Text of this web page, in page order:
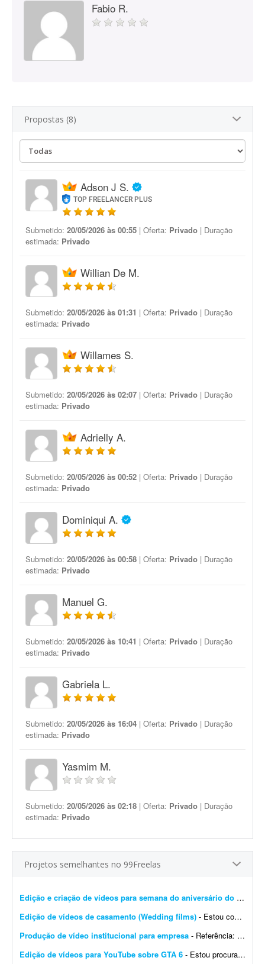
Fabio R.
Propostas (8)
Adson J S.
TOP FREELANCER PLUS
Submetido: 20/05/2026 às 00:55 | Oferta: Privado | Duração
estimada: Privado
Willian De M.
Submetido: 20/05/2026 às 01:31 | Oferta: Privado | Duração
estimada: Privado
Willames S.
Submetido: 20/05/2026 às 02:07 | Oferta: Privado | Duração
estimada: Privado
Adrielly A.
Submetido: 20/05/2026 às 00:52 | Oferta: Privado | Duração
estimada: Privado
Dominiqui A.
Submetido: 20/05/2026 às 00:58 | Oferta: Privado | Duração
estimada: Privado
Manuel G.
Submetido: 20/05/2026 às 10:41 | Oferta: Privado | Duração
estimada: Privado
Gabriela L.
Submetido: 20/05/2026 às 16:04 | Oferta: Privado | Duração
estimada: Privado
Yasmim M.
Submetido: 20/05/2026 às 02:18 | Oferta: Privado | Duração
estimada: Privado
Projetos semelhantes no 99Freelas
Edição e criação de vídeos para semana do aniversário do pastor
Edição de vídeos de casamento (Wedding films) - Estou com muito trabalho e pouco tempo para editar, porque a produtora está crescendo. Preciso de um(a) editor(a) de confiança que entregue a mesma qualidade dos vídeos que j&a...
Produção de vídeo institucional para empresa - Referência: https://www.instagram.com/p/DZ7vJqmgmw9/?igsh=NDM4eTNjY3NnbzZ2 Meu sistema: https://locapronto.com.br Preciso da produção de um vídeo institucional para apr...
Edição de vídeos para YouTube sobre GTA 6 - Estou procurando um editor de vídeo para editar vídeos longos para YouTube, mais especificamente sobre GTA 6. A edição não precisa ser muito sofisticada. Procuro...